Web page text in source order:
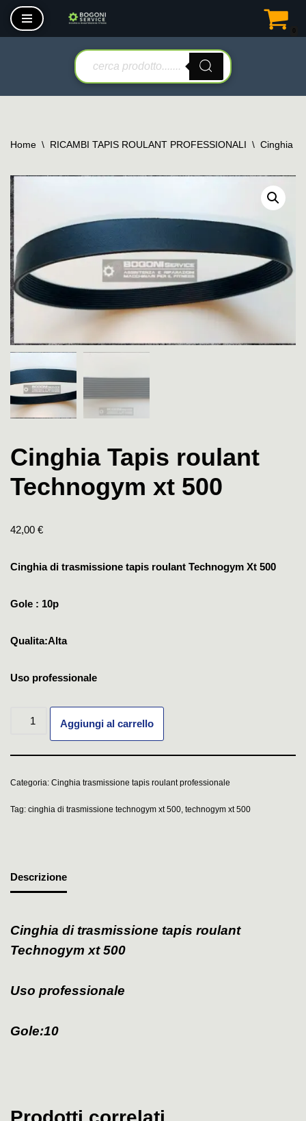
Vai
Home \ RICAMBI TAPIS ROULANT PROFESSIONALI \ Cinghia
Cinghia Tapis roulant
Technogym xt 500
42,00 €
Cinghia di trasmissione tapis roulant Technogym Xt 500
Gole : 10p
Qualita:Alta
Uso professionale
Aggiungi al carrello
Categoria: Cinghia trasmissione tapis roulant professionale
Tag: cinghia di trasmissione technogym xt 500 technogym xt 500
Descrizione
Cinghia di trasmissione tapis roulant
Technogym xt 500
Uso professionale
Gole:10